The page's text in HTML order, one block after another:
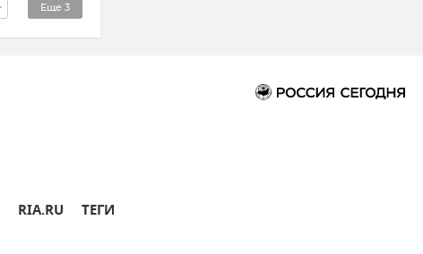
Еще 3
RIA.RU ТЕГИ